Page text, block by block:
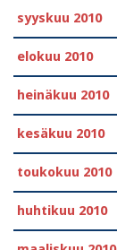
syyskuu 2010
elokuu 2010
heinäkuu 2010
kesäkuu 2010
toukokuu 2010
huhtikuu 2010